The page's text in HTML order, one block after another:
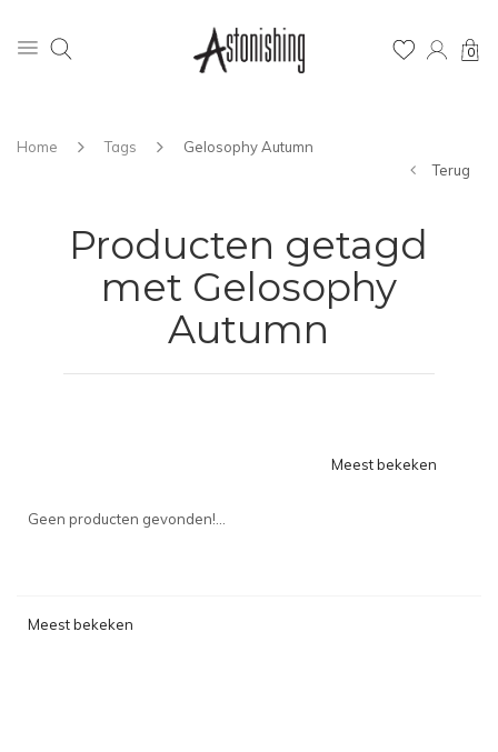
0
Home Tags
Gelosophy Autumn
Terug
Producten getagd
met Gelosophy
Autumn
Meest bekeken
Geen producten gevonden!...
Meest bekeken